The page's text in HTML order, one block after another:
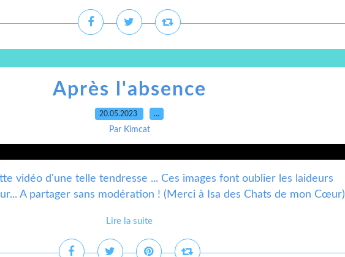
Après l'absence
20.05.2023 …
Par Kimcat
vidéo d'une telle tendresse ... Ces images font oublier les laideurs
A partager sans modération ! (Merci à Isa des Chats de mon Cœur)
Lire la suite